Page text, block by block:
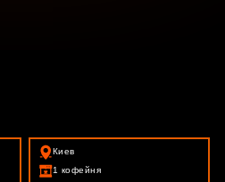
Киев
1 кофейня